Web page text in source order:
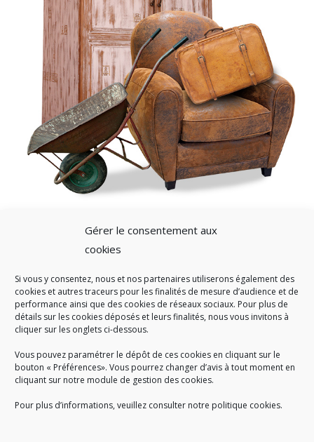
Gérer le consentement aux
cookies
Si vous y consentez, nous et nos partenaires utiliserons également des
cookies et autres traceurs pour les finalités de mesure d’audience et de
performance ainsi que des cookies de réseaux sociaux. Pour plus de
détails sur les cookies déposés et leurs finalités, nous vous invitons à
cliquer sur les onglets ci-dessous.
Vous pouvez paramétrer le dépôt de ces cookies en cliquant sur le
bouton « Préférences». Vous pourrez changer d’avis à tout moment en
cliquant sur notre module de gestion des cookies.
Pour plus d’informations, veuillez consulter notre politique cookies.
A SAVOIR
Créé en 1978, le Sigidurs est un établissement public quiexerce
des missions de service public : la prévention, la collecte et la
territoire.
Accueil du public :